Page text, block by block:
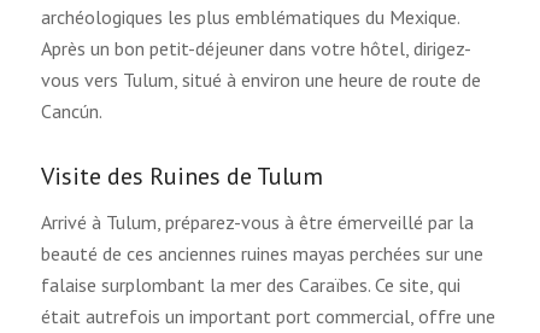
archéologiques les plus emblématiques du Mexique.
Après un bon petit-déjeuner dans votre hôtel, dirigez-
vous vers Tulum, situé à environ une heure de route de
Cancún.
Visite des Ruines de Tulum
Arrivé à Tulum, préparez-vous à être émerveillé par la
beauté de ces anciennes ruines mayas perchées sur une
falaise surplombant la mer des Caraïbes. Ce site, qui
était autrefois un important port commercial, offre une